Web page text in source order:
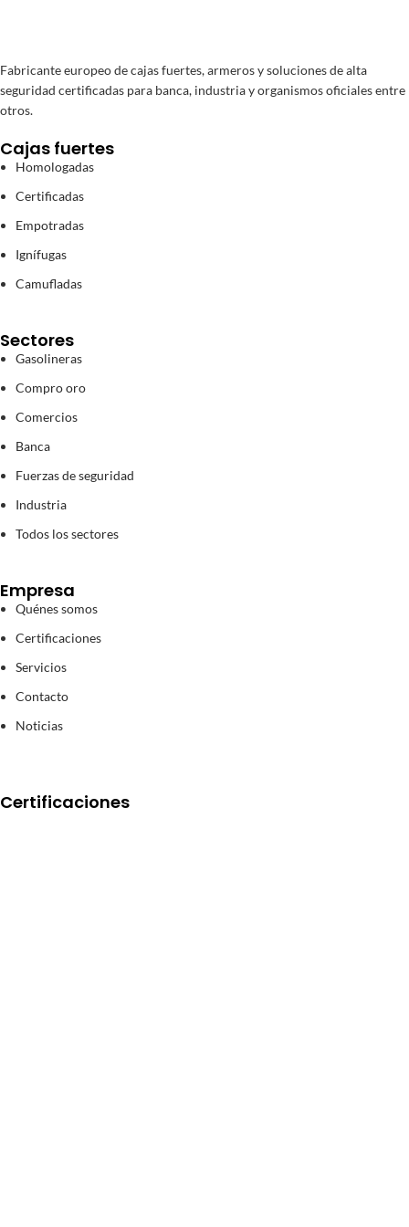
Fabricante europeo de cajas fuertes, armeros y soluciones de alta
seguridad certificadas para banca, industria y organismos oficiales entre
otros.
Cajas fuertes
Homologadas
Certificadas
Empotradas
Ignífugas
Camufladas
Sectores
Gasolineras
Compro oro
Comercios
Banca
Fuerzas de seguridad
Industria
Todos los sectores
Empresa
Quénes somos
Certificaciones
Servicios
Contacto
Noticias
Certificaciones